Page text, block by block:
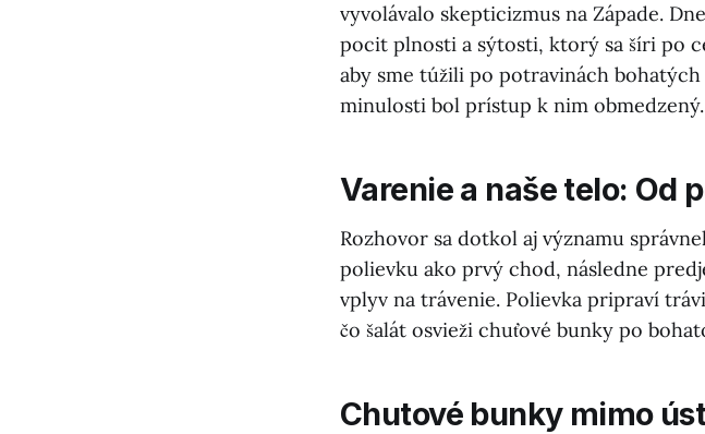
vyvolávalo skepticizmus na Západe.
pocit plnosti a sýtosti, ktorý sa šíri po
aby sme túžili po potravinách
minulosti bol prístup k nim obmedzený.
Varenie a naše telo: Od
Rozhovor sa dotkol aj významu
polievku ako prvý chod, následne
vplyv na trávenie. Polievka pripraví
čo šalát osvieži chuťové bunky po
Chutové bunky mimo